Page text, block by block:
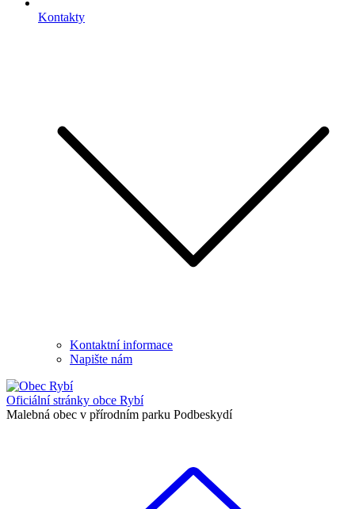
Kontakty
Kontaktní informace
Napište nám
Oficiální stránky obce Rybí
Malebná obec v přírodním parku Podbeskydí